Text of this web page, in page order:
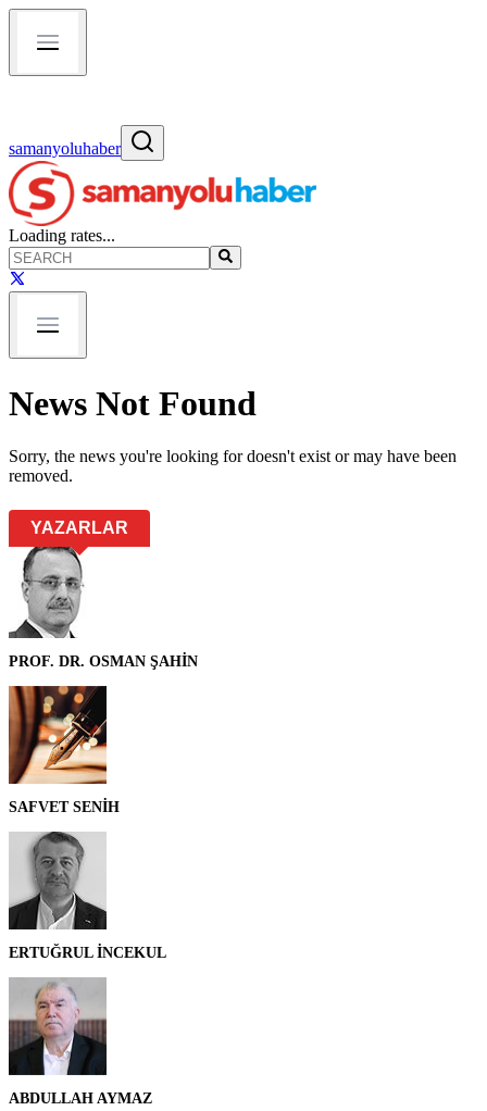
samanyoluhaber
Loading rates...
News Not Found
Sorry, the news you're looking for doesn't exist or may have been
removed.
YAZARLAR
PROF. DR. OSMAN ŞAHİN
SAFVET SENİH
ERTUĞRUL İNCEKUL
ABDULLAH AYMAZ